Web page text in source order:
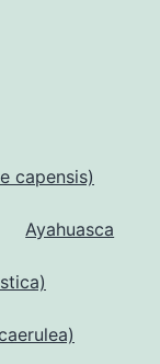
capensis)
Ayahuasca